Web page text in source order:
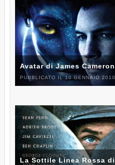
Avatar di James Cameron
PUBBLICATO IL 10 GENNAIO 2010
La Sottile Linea Rossa di